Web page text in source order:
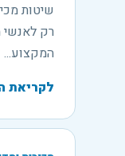
שיטות
רק
המקצוע...
לקריאת